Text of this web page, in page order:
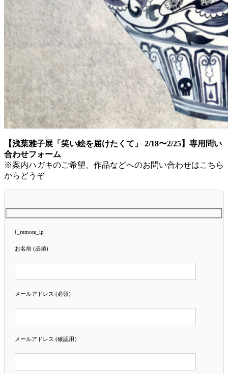
【浅葉雅子展「笑い絵を届けたくて」 2/18〜2/25】専用問い
合わせフォーム
※案内ハガキのご希望、作品などへのお問い合わせはこちら
からどうぞ
[_remote_ip]
お名前 (必須)
メールアドレス (必須)
メールアドレス (確認用）